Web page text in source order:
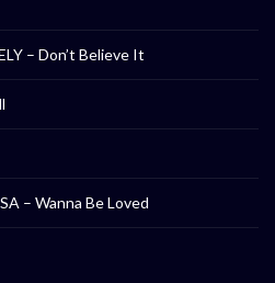
– Don’t Believe It
– Wanna Be Loved